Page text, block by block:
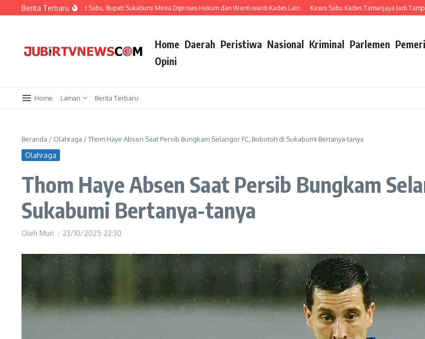
Berita Terbaru
Tamanjaya Terjerat Sabu, Bupati Sukabumi Minta Diproses Hukum dan Wanti-wanti Kades Lain Kasus Sabu Kades Tamanjaya Jadi Tamparan
Home Daerah Peristiwa Nasional Kriminal Parlemen
Opini
Home Laman Berita Terbaru
Beranda / Olahraga /Thom Haye Absen Saat Persib Bungkam Selangor FC, Bobotoh di Sukabumi Bertanya-tanya
Olahraga
Thom Haye Absen Saat Persib Bungkam
Sukabumi Bertanya-tanya
Oleh Muri 23/10/2025 22:30